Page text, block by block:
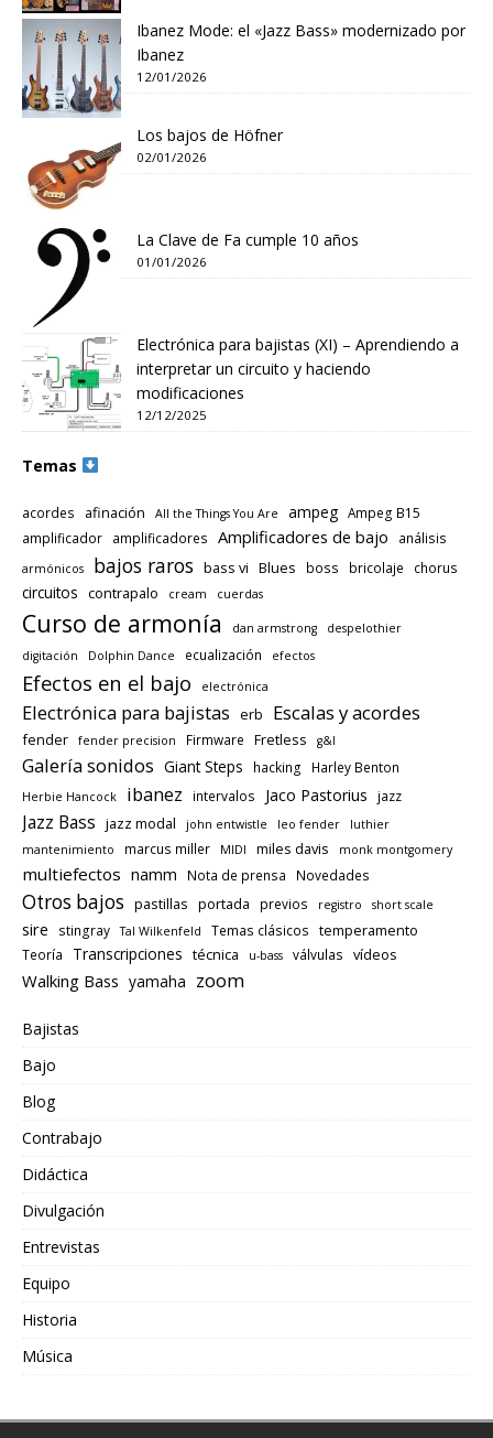
Ibanez Mode: el «Jazz Bass» modernizado por
Ibanez
12/01/2026
Los bajos de Höfner
02/01/2026
La Clave de Fa cumple 10 años
01/01/2026
Electrónica para bajistas (XI) – Aprendiendo a
interpretar un circuito y haciendo
modificaciones
12/12/2025
Temas
acordes afinación All the Things You Are ampeg Ampeg B15
amplificador
amplificadores Amplificadores de bajo análisis
armónicos bajos raros bass vi Blues boss bricolaje chorus
circuitos contrapalo cream cuerdas
Curso de armonía dan armstrong
despelothier
digitación
Dolphin Dance ecualización efectos
Efectos en el bajo electrónica
Electrónica para bajistas erb Escalas y acordes
fender fender precision Firmware Fretless g&l
Galería sonidos Giant Steps hacking Harley Benton
Herbie Hancock ibanez intervalos Jaco Pastorius jazz
Jazz Bass jazz modal john entwistle leo fender
luthier
mantenimiento
marcus miller MIDI miles davis monk montgomery
multiefectos namm Nota de prensa Novedades
Otros bajos pastillas portada previos registro short scale
sire stingray Tal Wilkenfeld Temas clásicos temperamento
Teoría Transcripciones técnica u-bass válvulas vídeos
Walking Bass yamaha zoom
Bajistas
Bajo
Blog
Contrabajo
Didáctica
Divulgación
Entrevistas
Equipo
Historia
Música